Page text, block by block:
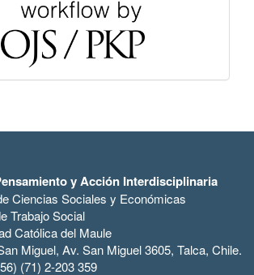
y Acción Interdisciplinaria
Ciencias Sociales y Económicas
Trabajo Social
Católica del Maule
Miguel, Av. San Miguel 3605, Talca, Chile.
(71) 2-203 359